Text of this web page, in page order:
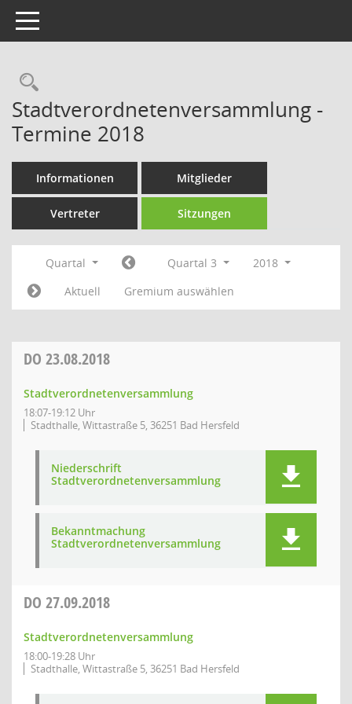
Toggle navigation
Rechercheauswahl
Stadtverordnetenversammlung -
Termine 2018
Informationen Mitglieder
Vertreter Sitzungen
Quartal Quartal 3
2018
Aktuell
Gremium auswählen
DO 23.08.2018
Stadtverordnetenversammlung
18:07-19:12 Uhr
Stadthalle, Wittastraße 5, 36251 Bad Hersfeld
Niederschrift
Stadtverordnetenversammlung
Bekanntmachung
Stadtverordnetenversammlung
DO 27.09.2018
Stadtverordnetenversammlung
18:00-19:28 Uhr
Stadthalle, Wittastraße 5, 36251 Bad Hersfeld